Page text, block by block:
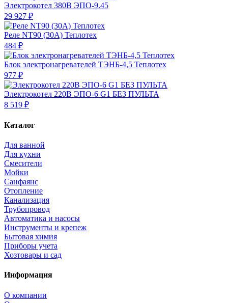
Электрокотел 380В ЭПО-9.45
29 927 ₽
Реле NT90 (30А) Теплотех
484 ₽
Блок электронагревателей ТЭНБ-4,5 Теплотех
977 ₽
Электрокотел 220В ЭПО-6 G1 БЕЗ ПУЛЬТА
8 519 ₽
Каталог
Для ванной
Для кухни
Смесители
Мойки
Санфаянс
Отопление
Канализация
Трубопровод
Автоматика и насосы
Инструменты и крепеж
Бытовая химия
Приборы учета
Хозтовары и сад
Информация
О компании